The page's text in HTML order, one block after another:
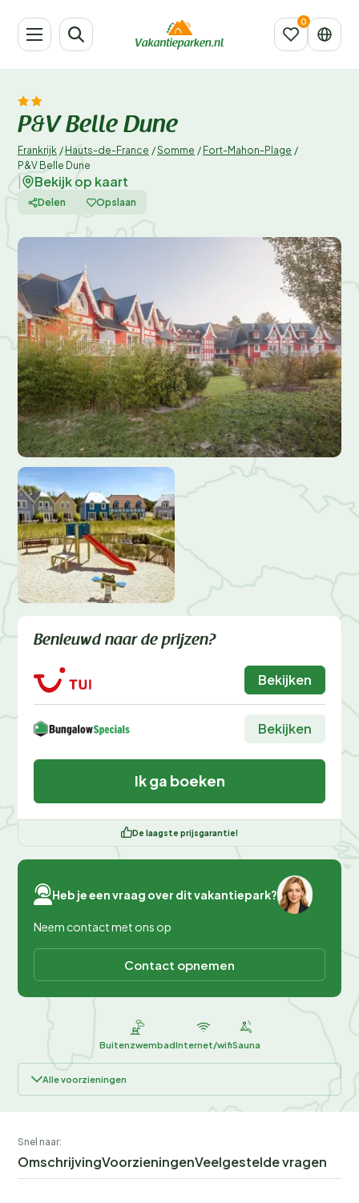
P&V Belle Dune
Frankrijk / Hauts-de-France /Somme / Fort-Mahon-Plage /
P&V Belle Dune
Bekijk op kaart
Delen Opslaan
Benieuwd naar de prijzen?
Bekijken
Bekijken
Ik ga boeken
De laagste prijsgarantie!
Heb je een vraag over dit vakantiepark?
Neem contact met ons op
Contact opnemen
BuitenzwembadInternet/wifiSauna
Alle voorzieningen
Snel naar:
OmschrijvingVoorzieningenVeelgestelde vragen